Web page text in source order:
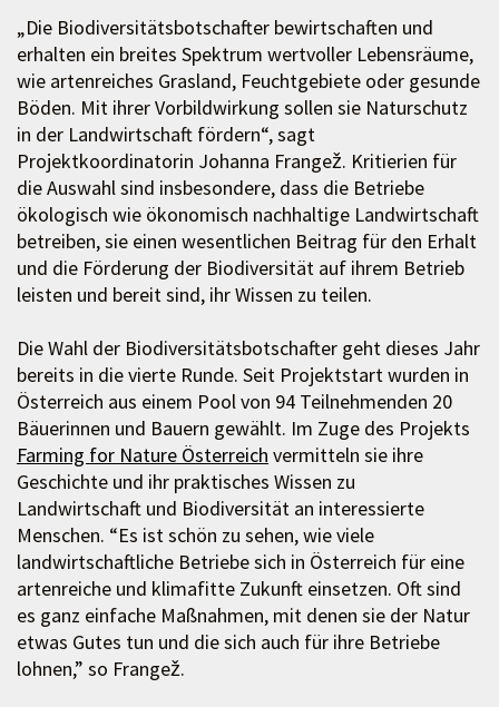
„Die Biodiversitätsbotschafter bewirtschaften und
erhalten ein breites Spektrum wertvoller Lebensräume,
wie artenreiches Grasland, Feuchtgebiete oder gesunde
Böden. Mit ihrer Vorbildwirkung sollen sie Naturschutz
in der Landwirtschaft fördern“, sagt
Projektkoordinatorin Johanna Frangež. Kritierien für
die Auswahl sind insbesondere, dass die Betriebe
ökologisch wie ökonomisch nachhaltige Landwirtschaft
betreiben, sie einen wesentlichen Beitrag für den Erhalt
und die Förderung der Biodiversität auf ihrem Betrieb
leisten und bereit sind, ihr Wissen zu teilen.
Die Wahl der Biodiversitätsbotschafter geht dieses Jahr
bereits in die vierte Runde. Seit Projektstart wurden in
Österreich aus einem Pool von 94 Teilnehmenden 20
Bäuerinnen und Bauern gewählt. Im Zuge des Projekts
Farming for Nature Österreich vermitteln sie ihre
Geschichte und ihr praktisches Wissen zu
Landwirtschaft und Biodiversität an interessierte
Menschen. “Es ist schön zu sehen, wie viele
landwirtschaftliche Betriebe sich in Österreich für eine
artenreiche und klimafitte Zukunft einsetzen. Oft sind
es ganz einfache Maßnahmen, mit denen sie der Natur
etwas Gutes tun und die sich auch für ihre Betriebe
lohnen,” so Frangež.